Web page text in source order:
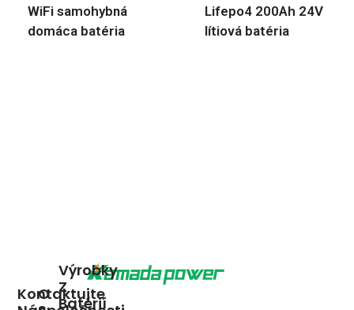
WiFi samohybná
domáca batéria
Lifepo4 200Ah 24V
lítiová batéria
Výrobky
Z
Batérií
O
Kontaktujte